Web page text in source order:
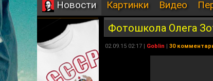
Новости Картинки Видео
Фотошкола Олега
02.09.15 02:17 | Goblin | 30